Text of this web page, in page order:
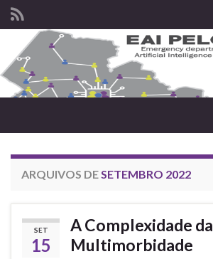
Search for:
ARQUIVOS DE SETEMBRO 2022
SET
15
A Complexidade da
Multimorbidade